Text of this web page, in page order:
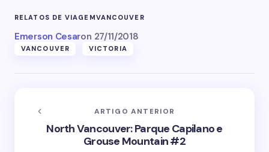
RELATOS DE VIAGEMVANCOUVER
Emerson Cesaron 27/11/2018
VANCOUVER VICTORIA
ARTIGO ANTERIOR
North Vancouver: Parque Capilano e
Grouse Mountain #2